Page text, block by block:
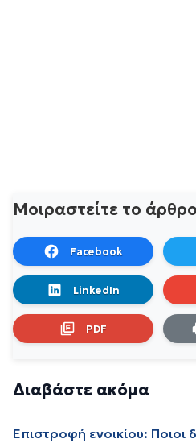
Μοιραστείτε το άρθρο
Facebook
LinkedIn
PDF
Διαβάστε ακόμα
Επιστροφή ενοικίου: Ποιοι